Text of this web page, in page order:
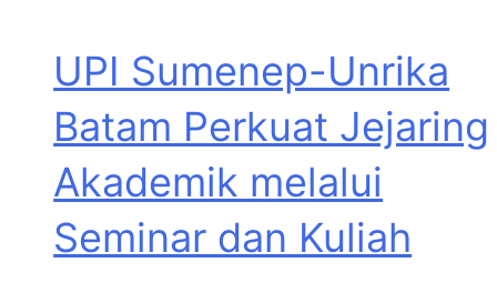
UPI Sumenep-Unrika
Batam Perkuat Jejaring
Akademik melalui
Seminar dan Kuliah